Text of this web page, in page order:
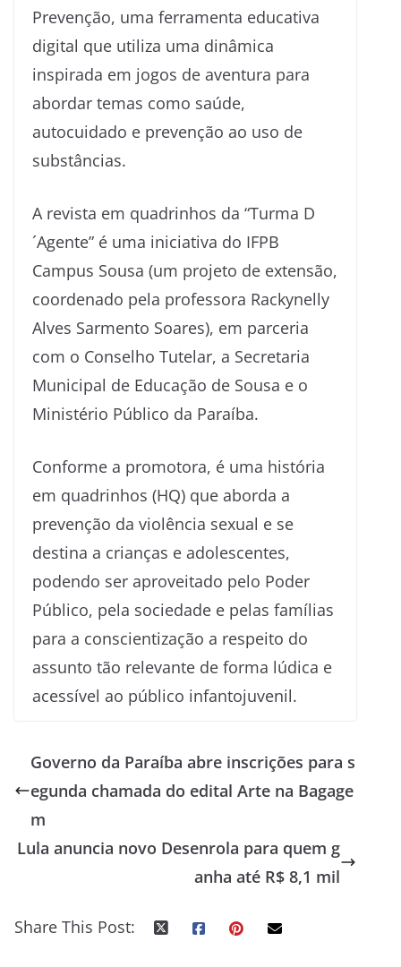
Prevenção, uma ferramenta educativa
digital que utiliza uma dinâmica
inspirada em jogos de aventura para
abordar temas como saúde,
autocuidado e prevenção ao uso de
substâncias.
A revista em quadrinhos da “Turma D
´Agente” é uma iniciativa do IFPB
Campus Sousa (um projeto de extensão,
coordenado pela professora Rackynelly
Alves Sarmento Soares), em parceria
com o Conselho Tutelar, a Secretaria
Municipal de Educação de Sousa e o
Ministério Público da Paraíba.
Conforme a promotora, é uma história
em quadrinhos (HQ) que aborda a
prevenção da violência sexual e se
destina a crianças e adolescentes,
podendo ser aproveitado pelo Poder
Público, pela sociedade e pelas famílias
para a conscientização a respeito do
assunto tão relevante de forma lúdica e
acessível ao público infantojuvenil.
Governo da Paraíba abre inscrições para s
egunda chamada do edital Arte na Bagage
m
Lula anuncia novo Desenrola para quem g
anha até R$ 8,1 mil
Share This Post: